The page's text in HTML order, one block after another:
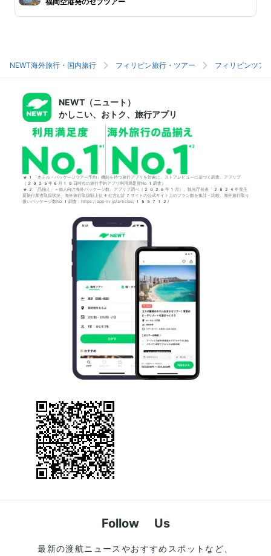
NEWT海外旅行・国内旅行 フィリピン旅行・ツアー フィリピンツア
NEWT（ニュート）
かしこい、おトク、旅行アプリ
*1「ホテル・パッケージツアー予約」機能を持つ旅行アプリを対象に、ストアレビューに基づく調査。アプリブ
（2025年6月18日時点の旅行予約アプリ利用満足度No.1調査）
*2「品揃え」＝個人向け海外パッケージ数。アプリブ調べ（2026年1月）。観光庁発表「2024年度主
要旅行業者取扱状況」海外旅行取扱額上位4社含む計7サイトの公式サイト上のプラン数を集計・比較。海外旅行取り
扱いパッケージ数No.1調査：https://app-liv.jp/articles/155712/
Follow Us
最新の渡航ニュースやおすすめスポットなど、